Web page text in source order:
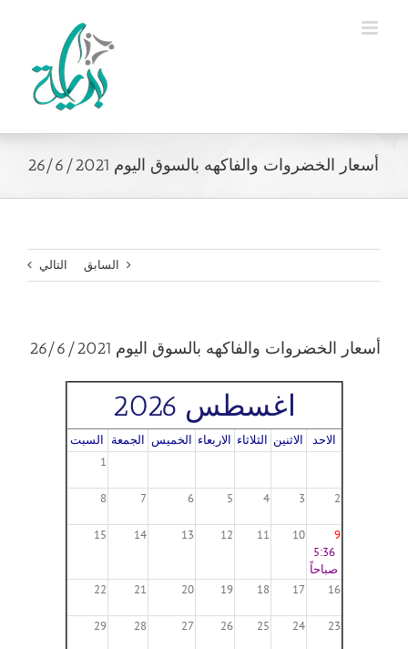
أسعار الخضروات والفاكهه بالسوق اليوم 26/6/2021
السابق التالي
أسعار الخضروات والفاكهه بالسوق اليوم 26/6/2021
اغسطس 2026
الاحد الاثنين الثلاثاء الاربعاء الخميس الجمعة السبت
1
2
3
4
5
6
7
8
9
5:36
صباحاً
10
11
12
13
14
15
16
17
18
19
20
21
22
23
24
25
26
27
28
29